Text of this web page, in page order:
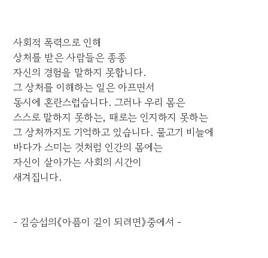
사회적 폭력으로 인해
상처를 받은 사람들은 종종
자신의 경험을 말하지 못합니다.
그 상처를 이해하는 일은 아프면서
동시에 혼란스럽습니다. 그러나 우리 몸은
스스로 말하지 못하는, 때로는 인지하지 못하는
그 상처까지도 기억하고 있습니다. 물고기 비늘에
바다가 스미는 것처럼 인간의 몸에는
자신이 살아가는 사회의 시간이
새겨집니다.
- 김승섭의《아픔이 길이 되려면》중에서 -